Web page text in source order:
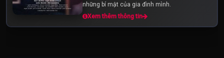
những bí mật của gia đình mình.
Xem thêm thông tin